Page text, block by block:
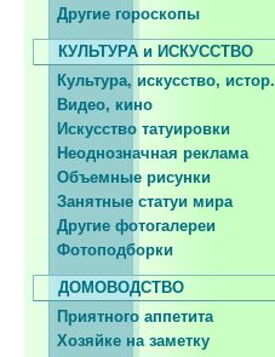
Другие гороскопы
КУЛЬТУРА и ИСКУССТВО
Культура, искусство, истор.
Видео, кино
Искусство татуировки
Неоднозначная реклама
Объемные рисунки
Занятные статуи мира
Другие фотогалереи
Фотоподборки
ДОМОВОДСТВО
Приятного аппетита
Хозяйке на заметку